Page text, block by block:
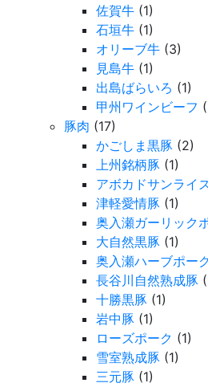
佐賀牛 (1)
石垣牛 (1)
オリーブ牛 (3)
見島牛 (1)
出島ばらいろ (1)
甲州ワインビーフ
豚肉 (17)
かごしま黒豚 (2)
上州銘柄豚 (1)
アボカドサンライ
津軽愛情豚 (1)
奥入瀬ガーリック
大自然黒豚 (1)
奥入瀬ハーブポー
長谷川自然熟成豚
十勝黒豚 (1)
岩中豚 (1)
ローズポーク (1)
雪室熟成豚 (1)
三元豚 (1)